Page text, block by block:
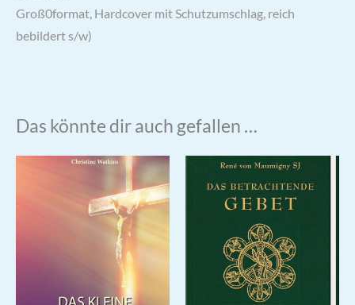
Groß0format, Hardcover mit Schutzumschlag, reich
bebildert s/w)
Das könnte dir auch gefallen …